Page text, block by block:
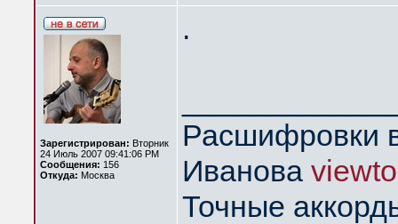
Зарегистрирован: Вторник
24 Июль 2007 09:41:06 PM
Сообщения: 156
Откуда: Москва
.
Расшифровки
Иванова
Точные